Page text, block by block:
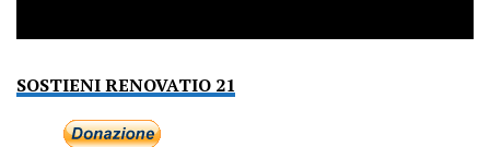
SOSTIENI RENOVATIO 21